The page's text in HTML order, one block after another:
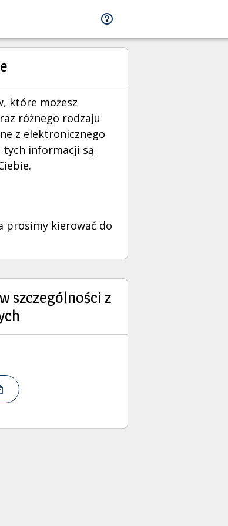
które możesz
różnego rodzaju
z elektronicznego
tych informacji są
prosimy kierować do
szczególności z